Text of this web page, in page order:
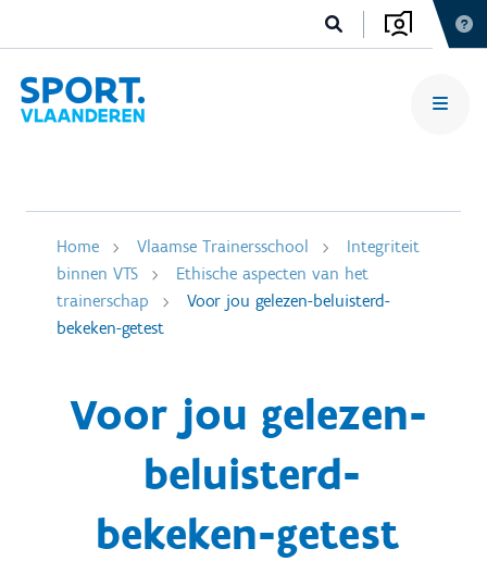
Home Vlaamse Trainersschool
Integriteit
binnen VTS
Ethische aspecten van het
trainerschap
Voor jou gelezen-beluisterd-
bekeken-getest
Voor jou gelezen-
beluisterd-
bekeken-getest